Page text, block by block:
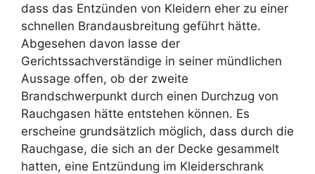
dass das Entzünden von Kleidern eher zu einer
schnellen Brandausbreitung geführt hätte.
Abgesehen davon lasse der
Gerichtssachverständige in seiner mündlichen
Aussage offen, ob der zweite
Brandschwerpunkt durch einen Durchzug von
Rauchgasen hätte entstehen können. Es
erscheine grundsätzlich möglich, dass durch die
Rauchgase, die sich an der Decke gesammelt
hatten, eine Entzündung im Kleiderschrank